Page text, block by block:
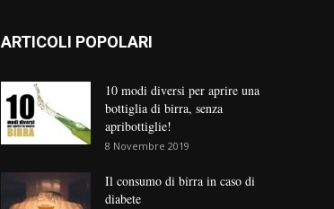
ARTICOLI POPOLARI
10 modi diversi per aprire una
bottiglia di birra, senza
apribottiglie!
8 Novembre 2019
Il consumo di birra in caso di
diabete